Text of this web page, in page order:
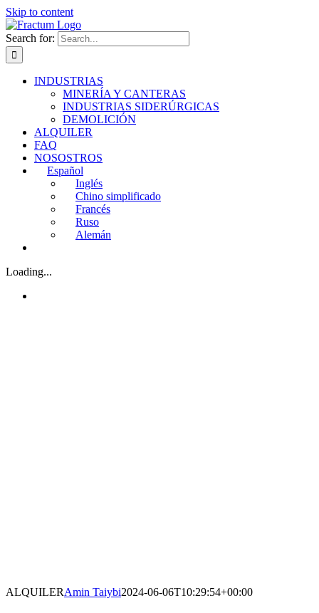
Skip to content
Search for:
INDUSTRIAS
MINERÍA Y CANTERAS
INDUSTRIAS SIDERÚRGICAS
DEMOLICIÓN
ALQUILER
FAQ
NOSOSTROS
Español
Inglés
Chino simplificado
Francés
Ruso
Alemán
Loading...
ALQUILERAmin Taiybi2024-06-06T10:29:54+00:00